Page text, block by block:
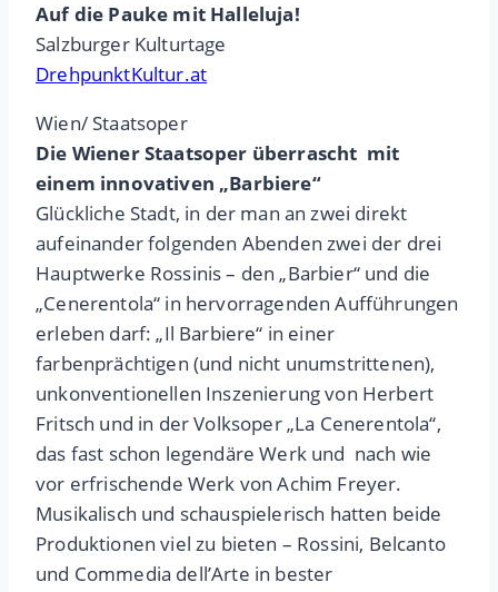
Auf die Pauke mit Halleluja!
Salzburger Kulturtage
DrehpunktKultur.at
Wien/ Staatsoper
Die Wiener Staatsoper überrascht mit
einem innovativen „Barbiere“
Glückliche Stadt, in der man an zwei direkt
aufeinander folgenden Abenden zwei der drei
Hauptwerke Rossinis – den „Barbier“ und die
„Cenerentola“ in hervorragenden Aufführungen
erleben darf: „Il Barbiere“ in einer
farbenprächtigen (und nicht unumstrittenen),
unkonventionellen Inszenierung von Herbert
Fritsch und in der Volksoper „La Cenerentola“,
das fast schon legendäre Werk und nach wie
vor erfrischende Werk von Achim Freyer.
Musikalisch und schauspielerisch hatten beide
Produktionen viel zu bieten – Rossini, Belcanto
und Commedia dell’Arte in bester